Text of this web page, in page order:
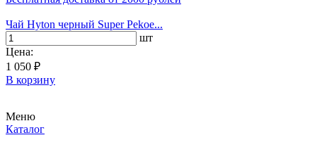
Чай Hyton черный Super Pekoe...
шт
Цена:
1 050 ₽
В корзину
Меню
Каталог